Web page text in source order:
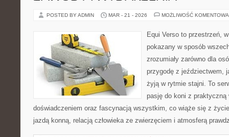
POSTED BY ADMIN MAR - 21 - 2026 MOŻLIWOŚĆ
Equi Verso to przestrzeń,
pokazany w sposób
zrozumiały zarówno dla
przygodę z jeździectwem,
żyją w rytmie stajni. To
pasję do koni z praktyczną
doświadczeniem oraz fascynacją wszystkim, co wiąże się z
jazdą konną, relacją człowieka ze zwierzęciem i atmosferą